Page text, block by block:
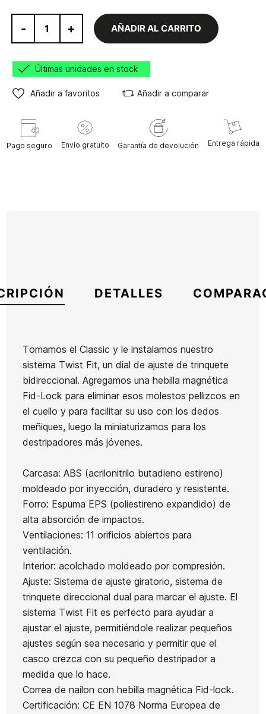
- + AÑADIR AL CARRITO
Últimas unidades en stock
Añadir a favoritos Añadir a comparar
Pago seguro Envío gratuito Garantía de devolución Entrega rápida
DETALLES
Tomamos el Classic y le instalamos nuestro
sistema Twist Fit, un dial de ajuste de trinquete
bidireccional. Agregamos una hebilla magnética
Fid-Lock para eliminar esos molestos pellizcos en
el cuello y para facilitar su uso con los dedos
meñiques, luego la miniaturizamos para los
destripadores más jóvenes.
Carcasa: ABS (acrilonitrilo butadieno estireno)
moldeado por inyección, duradero y resistente.
Forro: Espuma EPS (poliestireno expandido) de
alta absorción de impactos.
Ventilaciones: 11 orificios abiertos para
ventilación.
Interior: acolchado moldeado por compresión.
Ajuste: Sistema de ajuste giratorio, sistema de
trinquete direccional dual para marcar el ajuste. El
sistema Twist Fit es perfecto para ayudar a
ajustar el ajuste, permitiéndole realizar pequeños
ajustes según sea necesario y permitir que el
casco crezca con su pequeño destripador a
medida que lo hace.
Correa de nailon con hebilla magnética Fid-lock.
Certificación: CE EN 1078 Norma Europea de
Marca Pro-Tec
ReferenciaSH-ACCSX47606
En stock 1 Artículos
Ean13 21080485
Sudadera
Vans
Classic II
PO
Ruedas
Spitfire
Bighead
53mm
Tabla Skate TIE DYE
Birdhouse 8"
-20%
No hay características para comparar